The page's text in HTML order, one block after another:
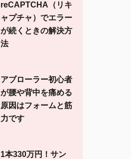
reCAPTCHA（リキ
ャプチャ）でエラー
が続くときの解決方
法
アブローラー初心者
が腰や背中を痛める
原因はフォームと筋
力です
1本330万円！サン